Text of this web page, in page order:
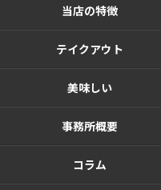
当店の特徴
テイクアウト
美味しい
事務所概要
コラム